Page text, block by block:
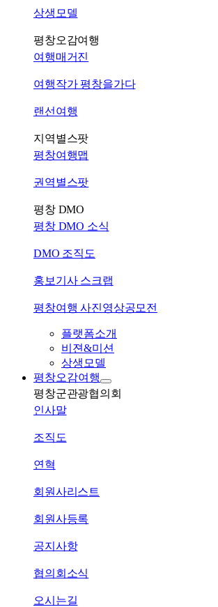
상생모델
평창오감여행
여행매거진
여행작가 평창을가다
랜선여행
지역별스팟
평창여행맵
권역별스팟
평창 DMO
평창 DMO 소식
DMO 조직도
홍보기사 스크랩
평창여행 사진영상공모전
플랫폼소개
비젼&미션
상생모델
평창오감여행
평창군관광협의회
인사말
조직도
연혁
회원사리스트
회원사등록
공지사항
협의회소식
오시는길